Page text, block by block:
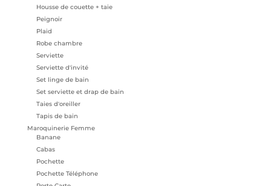
Housse de couette + taie
Peignoir
Plaid
Robe chambre
Serviette
Serviette d'invité
Set linge de bain
Set serviette et drap de bain
Taies d'oreiller
Tapis de bain
Maroquinerie Femme
Banane
Cabas
Pochette
Pochette Téléphone